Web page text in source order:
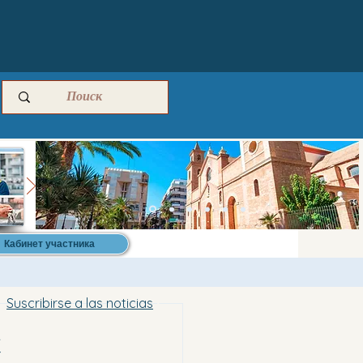
Кабинет участника
Suscribirse a las noticias